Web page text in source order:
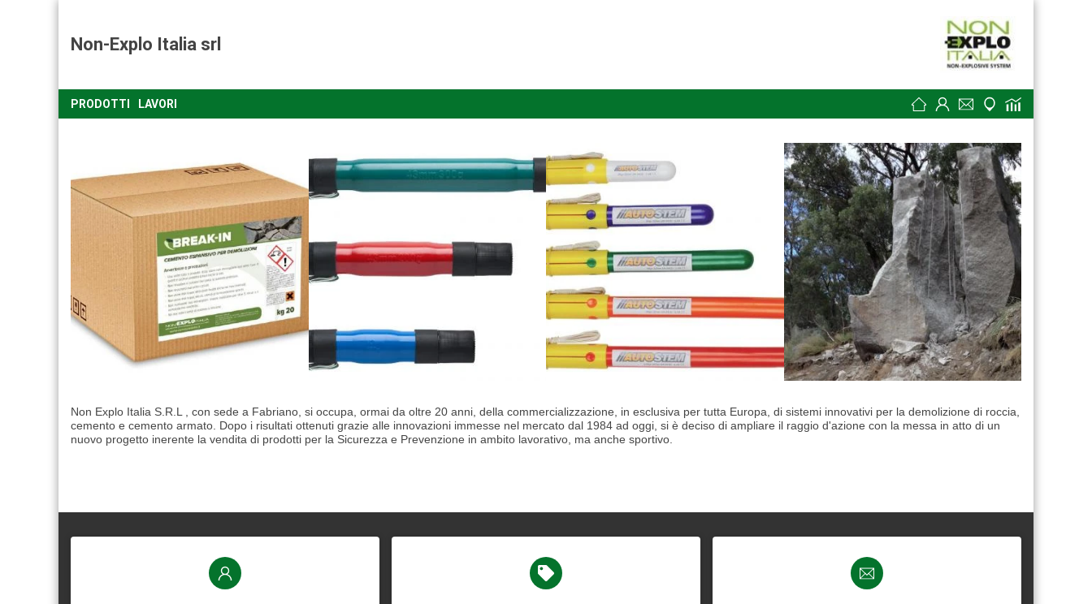
Non-Explo Italia srl
PRODOTTI LAVORI
Non Explo Italia S.R.L , con sede a Fabriano, si occupa, ormai da oltre 20 anni, della commercializzazione, in esclusiva per tutta Europa, di sistemi innovativi per la demolizione di roccia,
cemento e cemento armato. Dopo i risultati ottenuti grazie alle innovazioni immesse nel mercato dal 1984 ad oggi, si è deciso di ampliare il raggio d'azione con la messa in atto di un
nuovo progetto inerente la vendita di prodotti per la Sicurezza e Prevenzione in ambito lavorativo, ma anche sportivo.